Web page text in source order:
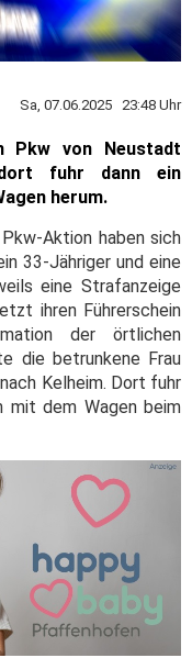
Sa, 07.06.2025 23:48 Uhr
Pkw von Neustadt
fuhr dann ein
herum.
Aktion haben sich
33-Jähriger und eine
eine Strafanzeige
ihren Führerschein
der örtlichen
die betrunkene Frau
Kelheim. Dort fuhr
mit dem Wagen beim